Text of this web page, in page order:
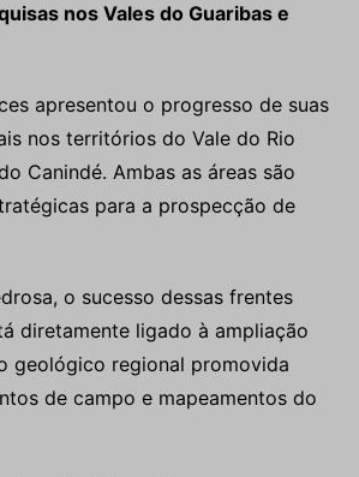
nos Vales do Guaribas e
apresentou o progresso de suas
nos territórios do Vale do Rio
Canindé. Ambas as áreas são
para a prospecção de
o sucesso dessas frentes
diretamente ligado à ampliação
geológico regional promovida
de campo e mapeamentos do